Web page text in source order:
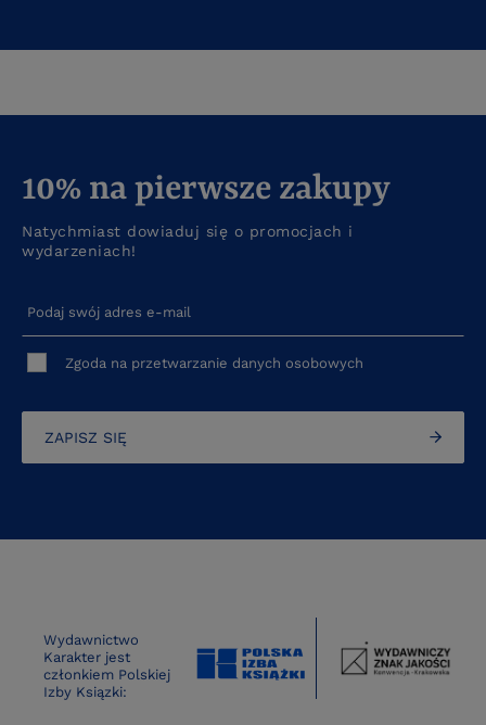
10% na pierwsze zakupy
Natychmiast dowiaduj się o promocjach i
wydarzeniach!
Podaj swój adres e-mail
Zgoda na przetwarzanie danych osobowych
ZAPISZ SIĘ
Wydawnictwo
Karakter jest
członkiem Polskiej
Izby Ksiązki: